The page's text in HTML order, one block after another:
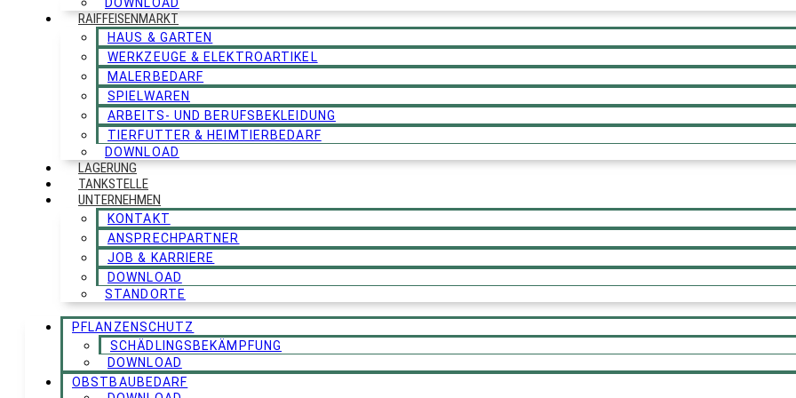
RAIFFEISENMARKT
HAUS & GARTEN
WERKZEUGE & ELEKTROARTIKEL
MALERBEDARF
SPIELWAREN
ARBEITS- UND BERUFSBEKLEIDUNG
TIERFUTTER & HEIMTIERBEDARF
DOWNLOAD
LAGERUNG
TANKSTELLE
UNTERNEHMEN
KONTAKT
ANSPRECHPARTNER
JOB & KARRIERE
DOWNLOAD
STANDORTE
PFLANZENSCHUTZ
SCHÄDLINGSBEKÄMPFUNG
DOWNLOAD
OBSTBAUBEDARF